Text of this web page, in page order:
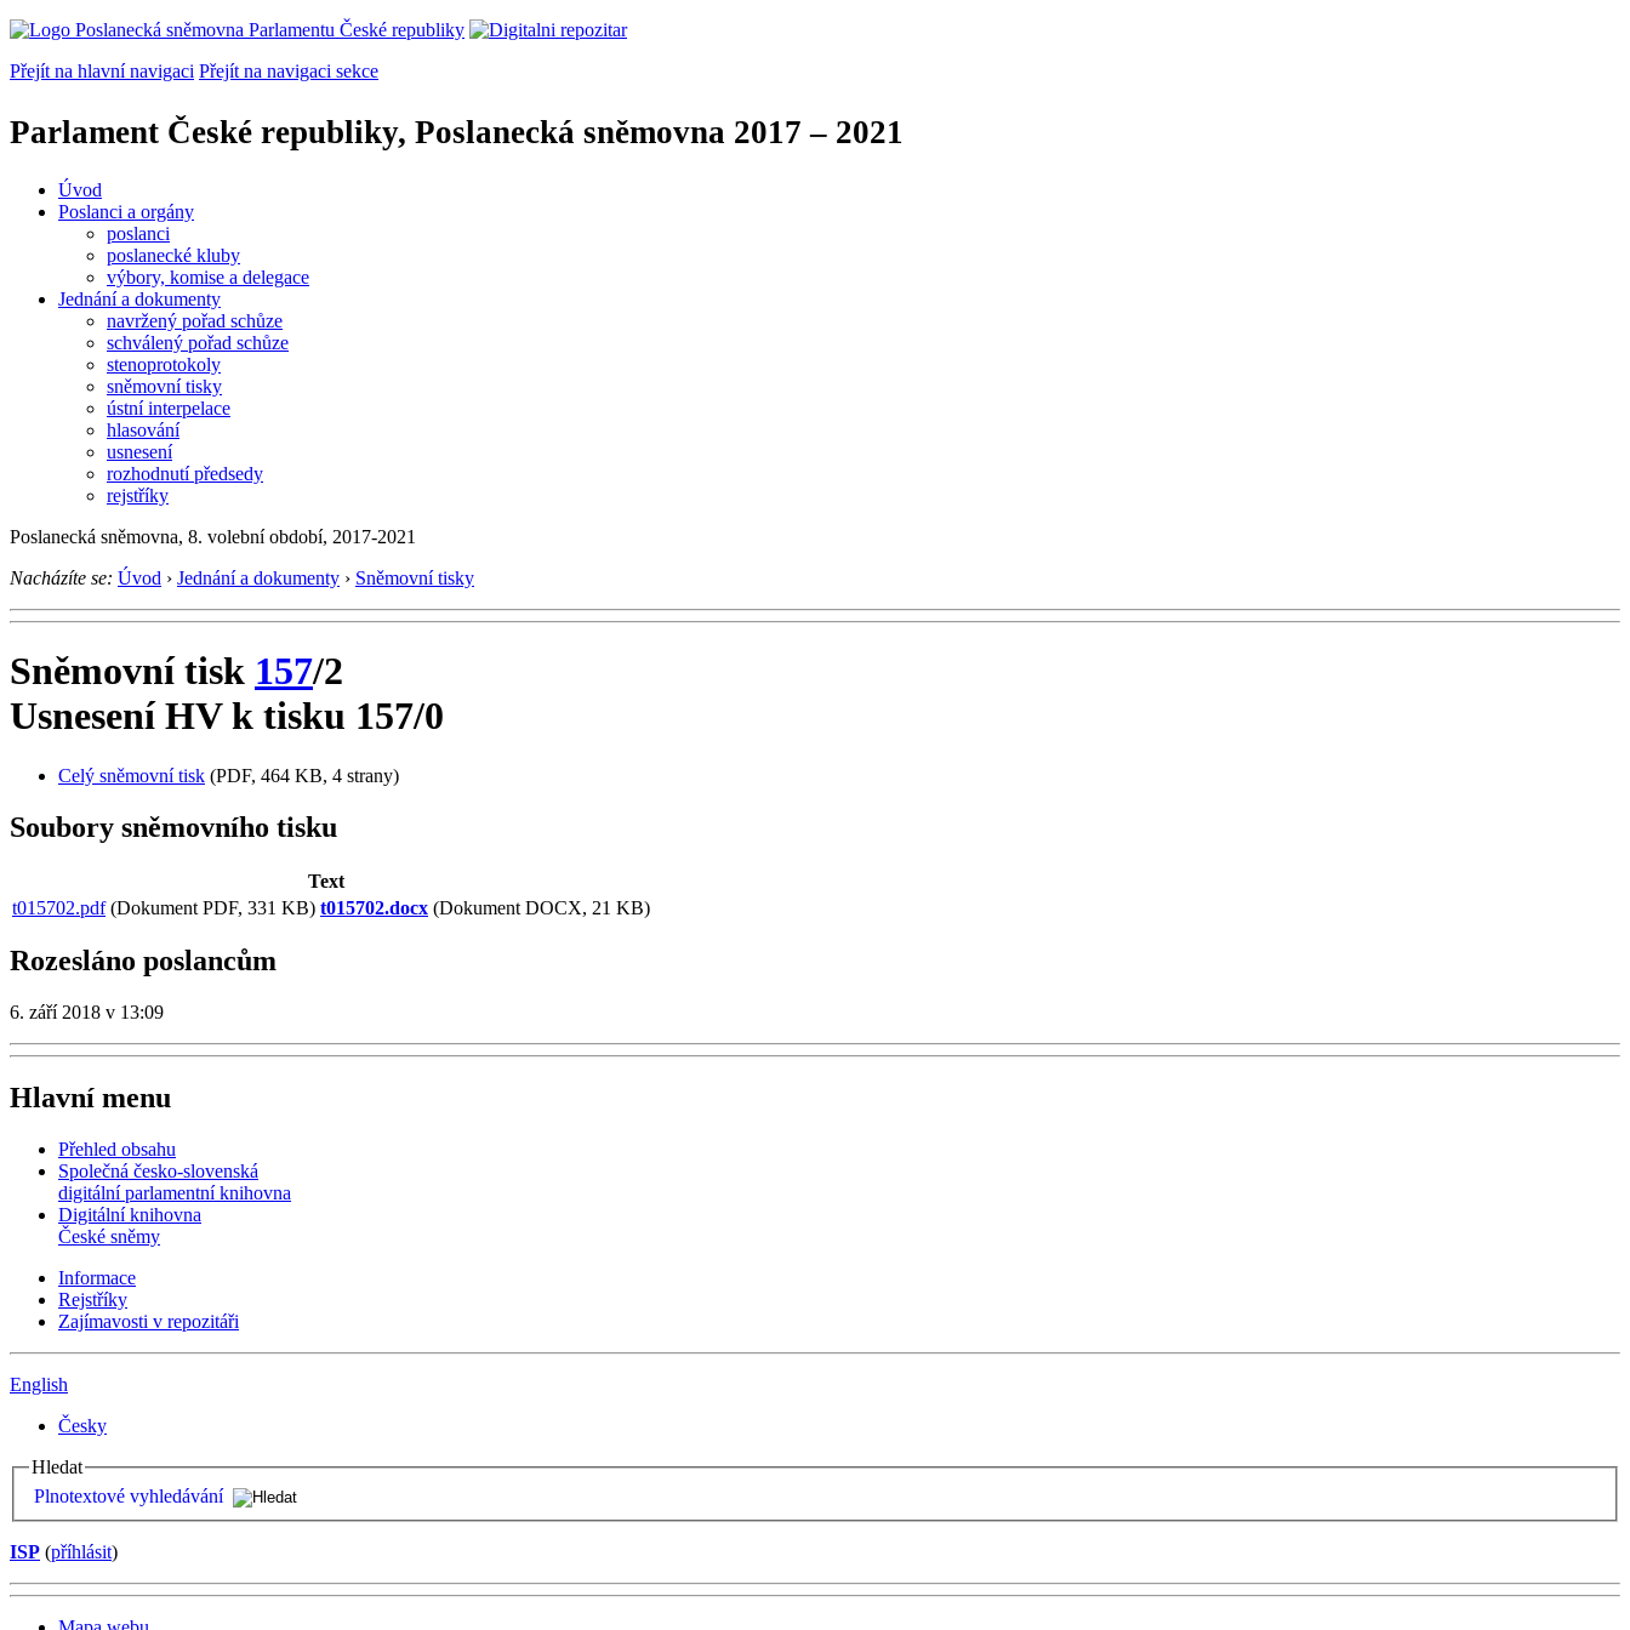
Přejít na hlavní navigaci Přejít na navigaci sekce
Parlament České republiky, Poslanecká sněmovna 2017 – 2021
Úvod
Poslanci a orgány
poslanci
poslanecké kluby
výbory, komise a delegace
Jednání a dokumenty
navržený pořad schůze
schválený pořad schůze
stenoprotokoly
sněmovní tisky
ústní interpelace
hlasování
usnesení
rozhodnutí předsedy
rejstříky
Poslanecká sněmovna, 8. volební období, 2017-2021
Nacházíte se: Úvod › Jednání a dokumenty › Sněmovní tisky
Sněmovní tisk 157/2
Usnesení HV k tisku 157/0
Celý sněmovní tisk (PDF, 464 KB, 4 strany)
Soubory sněmovního tisku
Text
t015702.pdf(Dokument PDF, 331 KB) t015702.docx (Dokument DOCX, 21 KB)
Rozesláno poslancům
6. září 2018 v 13:09
Hlavní menu
Přehled obsahu
Společná česko-slovenská
digitální parlamentní knihovna
Digitální knihovna
České sněmy
Informace
Rejstříky
Zajímavosti v repozitáři
English
Česky
Hledat
Plnotextové vyhledávání
ISP (příhlásit)